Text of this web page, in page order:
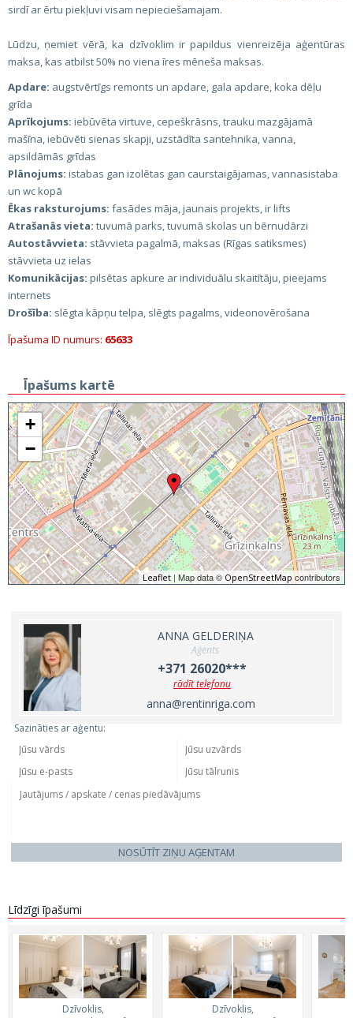
sirdī ar ērtu piekļuvi visam nepieciešamajam.
Lūdzu, ņemiet vērā, ka dzīvoklim ir papildus vienreizēja aģentūras
maksa, kas atbilst 50% no viena īres mēneša maksas.
Apdare: augstvērtīgs remonts un apdare, gala apdare, koka dēļu
grīda
Aprīkojums: iebūvēta virtuve, cepeškrāsns, trauku mazgājamā
mašīna, iebūvēti sienas skapji, uzstādīta santehnika, vanna,
apsildāmās grīdas
Plānojums: istabas gan izolētas gan caurstaigājamas, vannasistaba
un wc kopā
Ēkas raksturojums: fasādes māja, jaunais projekts, ir lifts
Atrašanās vieta: tuvumā parks, tuvumā skolas un bērnudārzi
Autostāvvieta: stāvvieta pagalmā, maksas (Rīgas satiksmes)
stāvvieta uz ielas
Komunikācijas: pilsētas apkure ar individuālu skaitītāju, pieejams
internets
Drošība: slēgta kāpņu telpa, slēgts pagalms, videonovērošana
Īpašuma ID numurs: 65633
Īpašums kartē
+
−
Leaflet | Map data © OpenStreetMapcontributors
ANNA GELDERIŅA
Aģents
+371 26020***
rādīt telefonu
anna@rentinriga.com
Sazināties ar aģentu:
NOSŪTĪT ZIŅU AĢENTAM
Līdzīgi īpašumi
Dzīvoklis,
Dzīvoklis,